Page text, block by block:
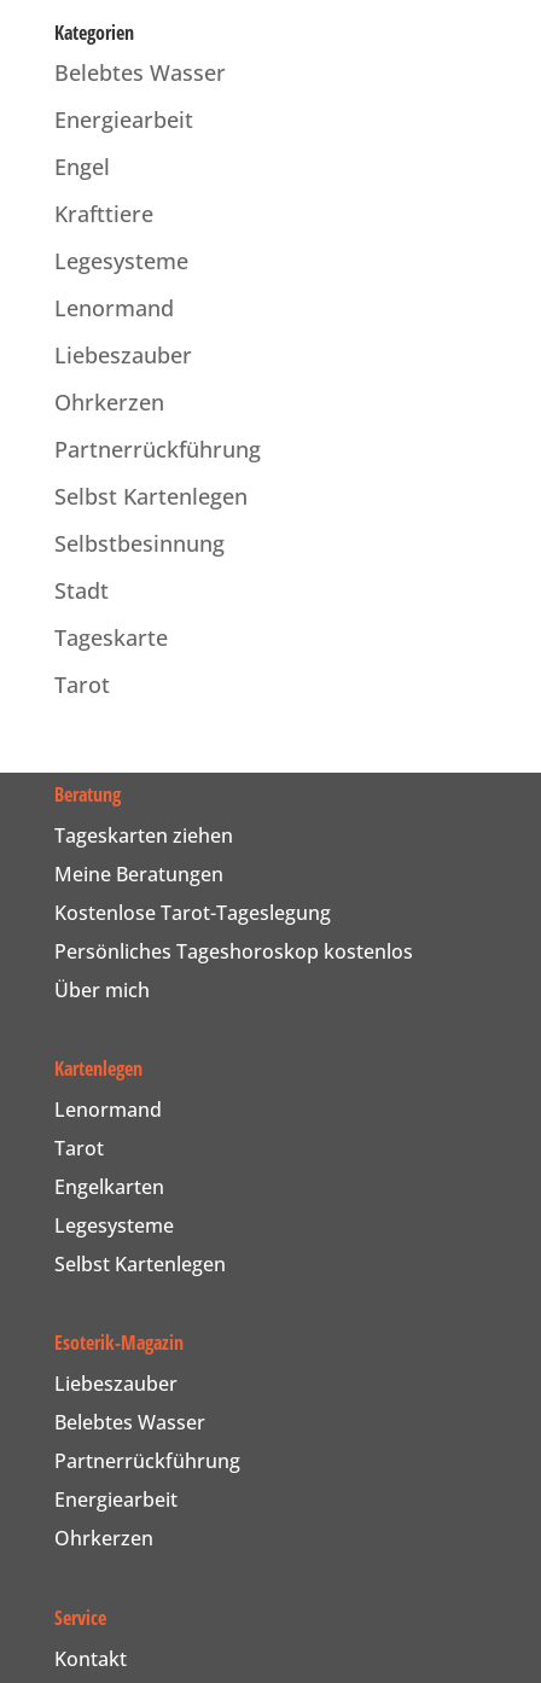
Kategorien
Belebtes Wasser
Energiearbeit
Engel
Krafttiere
Legesysteme
Lenormand
Liebeszauber
Ohrkerzen
Partnerrückführung
Selbst Kartenlegen
Selbstbesinnung
Stadt
Tageskarte
Tarot
Beratung
Tageskarten ziehen
Meine Beratungen
Kostenlose Tarot-Tageslegung
Persönliches Tageshoroskop kostenlos
Über mich
Kartenlegen
Lenormand
Tarot
Engelkarten
Legesysteme
Selbst Kartenlegen
Esoterik-Magazin
Liebeszauber
Belebtes Wasser
Partnerrückführung
Energiearbeit
Ohrkerzen
Service
Kontakt